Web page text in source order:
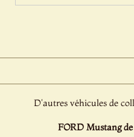
D'autres véhicules de
FORD Mustang de